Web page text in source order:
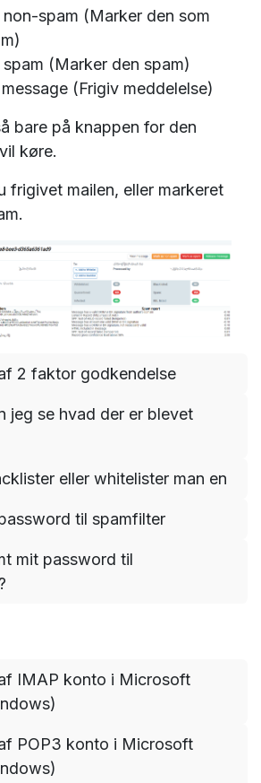
non-spam (Marker den som
(Marker den spam)
message (Frigiv meddelelse)
bare på knappen for den
køre.
frigivet mailen, eller markeret
2 faktor godkendelse
jeg se hvad der er blevet
eller whitelister man en
til spamfilter
mit password til
IMAP konto i Microsoft
POP3 konto i Microsoft